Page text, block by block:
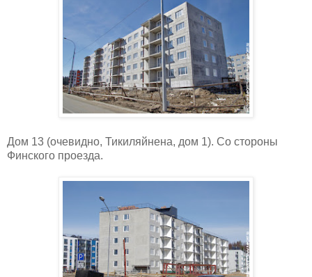
Дом 13 (очевидно, Тикиляйнена, дом 1). Со стороны
Финского проезда.